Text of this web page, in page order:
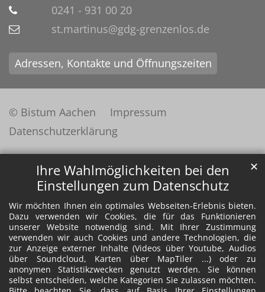
Ihre Wahlmöglichkeiten bei den
Einstellungen zum Datenschutz
Wir möchten Ihnen ein optimales Webseiten-Erlebnis bieten.
Dazu verwenden wir Cookies, die für das Funktionieren
unserer Website notwendig sind. Mit Ihrer Zustimmung
verwenden wir auch Cookies und andere Technologien, die
zur Anzeige externer Inhalte (Videos über Youtube, Audios
über Soundcloud, Karten über MapTiler ...) oder zu
anonymen Statistikzwecken genutzt werden. Sie können
selbst entscheiden, welche Kategorien Sie zulassen möchten.
✕
0241 - 931 00 20
st.martinus@gdg-grenzenlos.de
Adressen, Kontakte und Öffnungszeiten
© Bistum Aachen
Impressum
Datenschutzerklärung